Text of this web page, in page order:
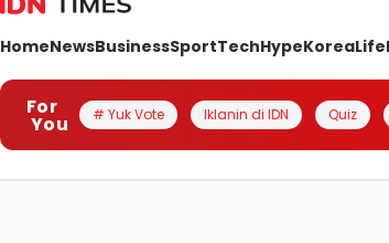
HomeNewsBusinessSportTechHypeKoreaLife
For
You # Yuk Vote Iklanin di IDN Quiz